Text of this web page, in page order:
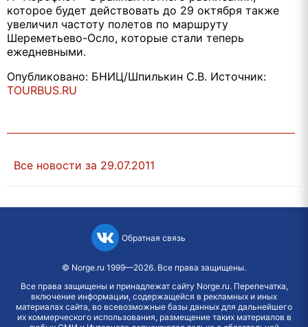
которое будет действовать до 29 октября также
увеличил частоту полетов по маршруту
Шереметьево-Осло, которые стали теперь
ежедневными.
Опубликовано: БНИЦ/Шпилькин С.В. Источник:
TOURBUS.RU
Все новости за 29.07.2011
Обратная связь
© Norge.ru 1999—2026. Все права защищены.
Все права защищены и принадлежат сайту Norge.ru. Перепечатка,
включение информации, содержащейся в рекламных и иных
материалах сайта, во всевозможные базы данных для дальнейшего
их коммерческого использования, размещение таких материалов в